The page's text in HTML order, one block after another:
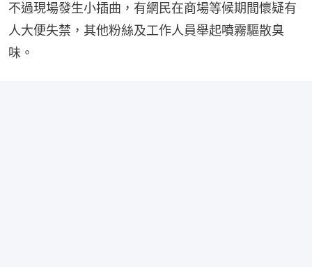
不過現場發生小插曲，有網民在商場等候期間懷疑有
人大便失禁，其他粉絲及工作人員舉起噴霧驅散臭
味。